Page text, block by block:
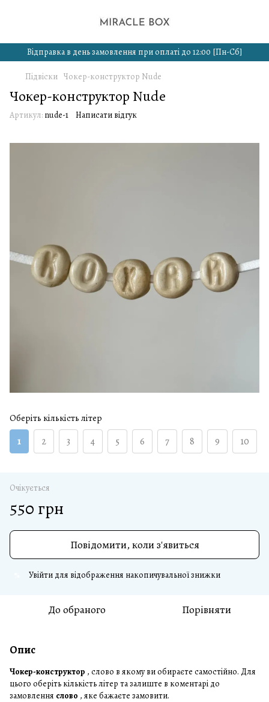
Відправка в день замовлення при оплаті до 12:00 [Пн-Сб]
Підвіски Чокер-конструктор Nude
Чокер-конструктор Nude
Артикул: nude-1 Написати відгук
Оберіть кількість літер
1 2 3 4 5 6 7 8 9 10
Очікується
550 грн
Повідомити, коли з'явиться
Увійти для відображення накопичувальної знижки
До обраного Порівняти
Опис
Чокер-конструктор , слово в якому ви обираєте самостійно. Для
цього оберіть кількість літер та залиште в коментарі до
замовлення слово , яке бажаєте замовити.